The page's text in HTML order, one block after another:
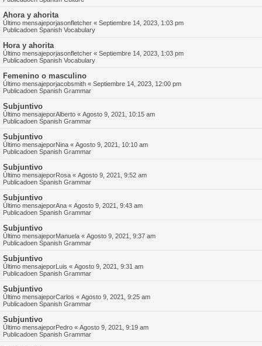
Ahora y ahorita
Último mensajeporjasonfletcher « Septiembre 14, 2023, 1:03 pm
Publicadoen Spanish Vocabulary
Hora y ahorita
Último mensajeporjasonfletcher « Septiembre 14, 2023, 1:03 pm
Publicadoen Spanish Vocabulary
Femenino o masculino
Último mensajeporjacobsmith « Septiembre 14, 2023, 12:00 pm
Publicadoen Spanish Grammar
Subjuntivo
Último mensajeporAlberto « Agosto 9, 2021, 10:15 am
Publicadoen Spanish Grammar
Subjuntivo
Último mensajeporNina « Agosto 9, 2021, 10:10 am
Publicadoen Spanish Grammar
Subjuntivo
Último mensajeporRosa « Agosto 9, 2021, 9:52 am
Publicadoen Spanish Grammar
Subjuntivo
Último mensajeporAna « Agosto 9, 2021, 9:43 am
Publicadoen Spanish Grammar
Subjuntivo
Último mensajeporManuela « Agosto 9, 2021, 9:37 am
Publicadoen Spanish Grammar
Subjuntivo
Último mensajeporLuis « Agosto 9, 2021, 9:31 am
Publicadoen Spanish Grammar
Subjuntivo
Último mensajeporCarlos « Agosto 9, 2021, 9:25 am
Publicadoen Spanish Grammar
Subjuntivo
Último mensajeporPedro « Agosto 9, 2021, 9:19 am
Publicadoen Spanish Grammar